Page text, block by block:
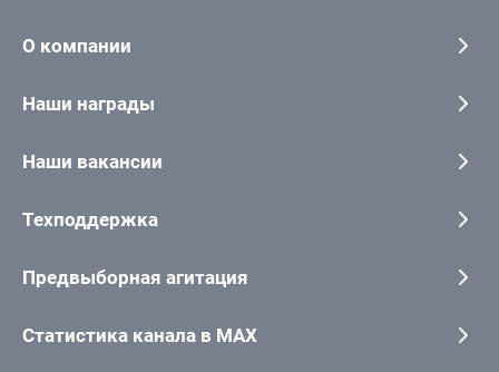
О компании
Наши награды
Наши вакансии
Техподдержка
Предвыборная агитация
Статистика канала в MAX